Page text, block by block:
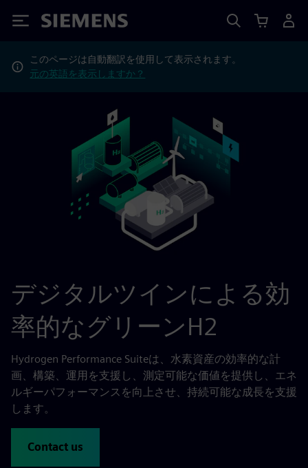
Siemens
このページは自動翻訳を使用して表示されます。
元の英語を表示しますか？
デジタルツインによる効
率的なグリーンH2
Hydrogen Performance Suiteは、水素資産の効率的な計
画、構築、運用を支援し、測定可能な価値を提供し、エネ
ルギーパフォーマンスを向上させ、持続可能な成長を支援
します。
Contact us